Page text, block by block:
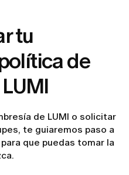
tu
de
de LUMI o solicitar
te guiaremos paso a
que puedas tomar la